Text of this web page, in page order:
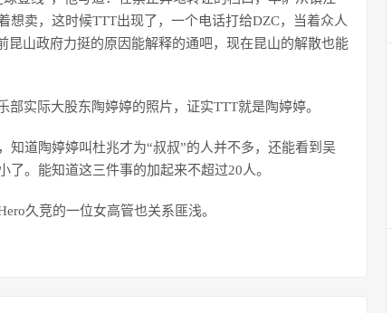
卖，这时候TTT出现了，一个电话打给DZC，当着众人
昆山政府力挺的原因能解释的通吧，现在昆山的解散也能
实际大股东陶婷婷的照片，证实TTT就是陶婷婷。
知道陶婷婷叫杜兆才为“叔叔”的人并不多，还能看到吴
。能知道这三件事的加起来不超过20人。
久竞的一位女高管也关系匪浅。